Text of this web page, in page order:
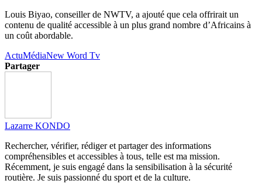
Louis Biyao, conseiller de NWTV, a ajouté que cela offrirait un
contenu de qualité accessible à un plus grand nombre d’Africains à
un coût abordable.
ActuMédiaNew Word Tv
Partager
Lazarre KONDO
Rechercher, vérifier, rédiger et partager des informations
compréhensibles et accessibles à tous, telle est ma mission.
Récemment, je suis engagé dans la sensibilisation à la sécurité
routière. Je suis passionné du sport et de la culture.